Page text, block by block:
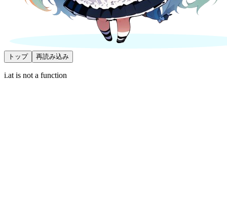
トップ 再読み込み
i.at is not a function